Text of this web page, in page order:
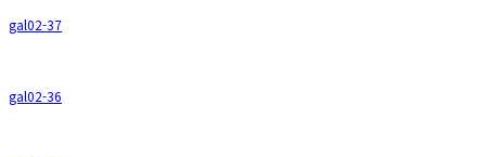
gal02-37
gal02-36